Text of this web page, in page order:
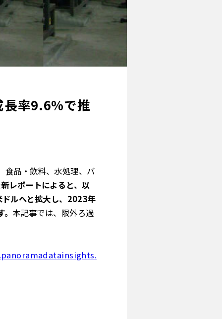
長率9.6%で推
食品・飲料、水処理、バ
ポートによると、以
ルへと拡大し、2023年
本記事では、限外ろ過